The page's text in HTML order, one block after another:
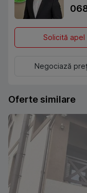
Solicită apel
Negociază
Oferte similare